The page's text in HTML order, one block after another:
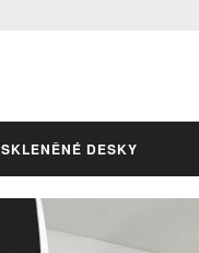
SKLENĚNÉ DESKY